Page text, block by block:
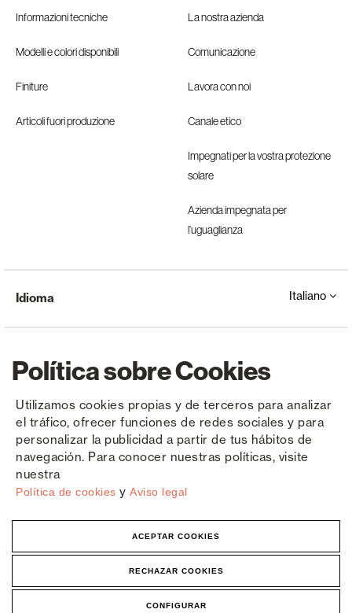
Política sobre Cookies
Utilizamos cookies propias y de terceros para analizar
el tráfico, ofrecer funciones de redes sociales y para
personalizar la publicidad a partir de tus hábitos de
navegación. Para conocer nuestras políticas, visite
nuestra
Política de cookies y Aviso legal
ACEPTAR COOKIES
RECHAZAR COOKIES
CONFIGURAR
Informazioni tecniche
Modelli e colori disponibili
Finiture
Articoli fuori produzione
La nostra azienda
Comunicazione
Lavora con noi
Canale etico
Impegnati per la vostra protezione
solare
Azienda impegnata per
l’uguaglianza
Copyright © Saxun 2023 - 2026 politica sulla riservatezza Avviso legale Cookies
Idioma Italiano